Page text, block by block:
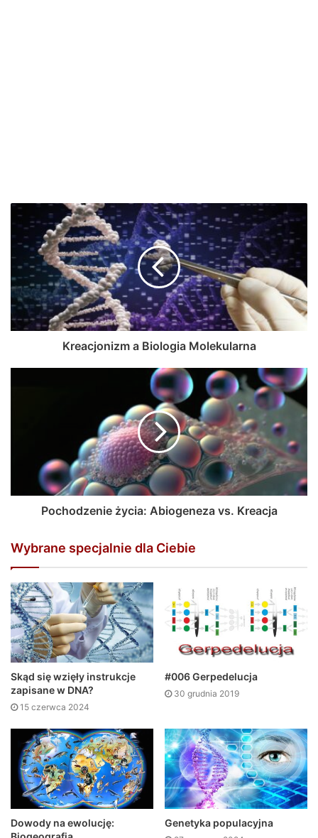
Kreacjonizm a Biologia Molekularna
Pochodzenie życia: Abiogeneza vs. Kreacja
Wybrane specjalnie dla Ciebie
Skąd się wzięły instrukcje
zapisane w DNA?
15 czerwca 2024
#006 Gerpedelucja
30 grudnia 2019
Dowody na ewolucję:
Genetyka populacyjna